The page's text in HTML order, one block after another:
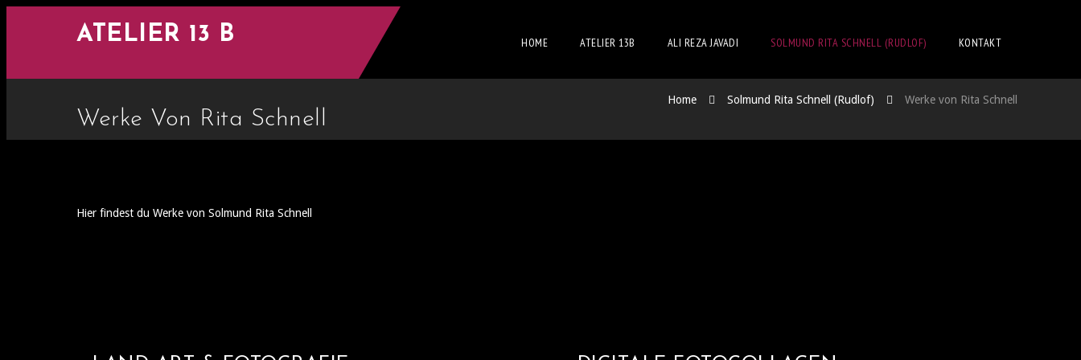
ATELIER 13 B HOME ATELIER 13B ALI REZA JAVADI SOLMUND RITA SCHNELL (RUDLOF) KONTAKT
Werke Von Rita Schnell
Home Solmund Rita Schnell (Rudlof) Werke von Rita Schnell
Hier findest du Werke von Solmund Rita Schnell